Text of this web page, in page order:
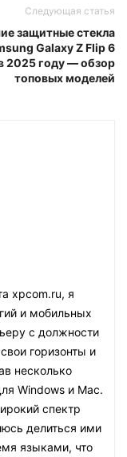
Следующая статья
защитные стекла
Galaxy Z Flip 6
2025 году — обзор
топовых моделей
xpcom.ru, я
и мобильных
с должности
горизонты и
несколько
Windows и Mac.
спектр
делиться ими
языками, что